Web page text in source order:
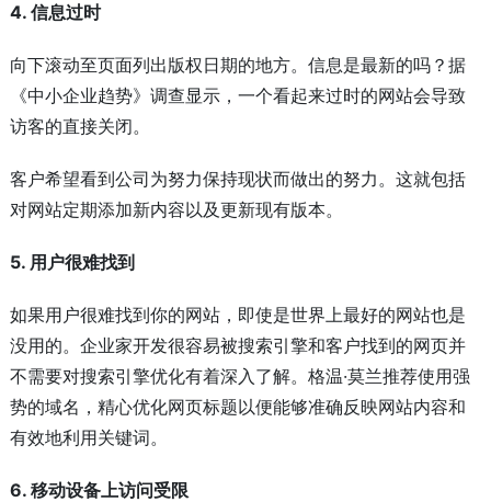
4. 信息过时
向下滚动至页面列出版权日期的地方。信息是最新的吗？据
《中小企业趋势》调查显示，一个看起来过时的网站会导致
访客的直接关闭。
客户希望看到公司为努力保持现状而做出的努力。这就包括
对网站定期添加新内容以及更新现有版本。
5. 用户很难找到
如果用户很难找到你的网站，即使是世界上最好的网站也是
没用的。企业家开发很容易被搜索引擎和客户找到的网页并
不需要对搜索引擎优化有着深入了解。格温·莫兰推荐使用强
势的域名，精心优化网页标题以便能够准确反映网站内容和
有效地利用关键词。
6. 移动设备上访问受限